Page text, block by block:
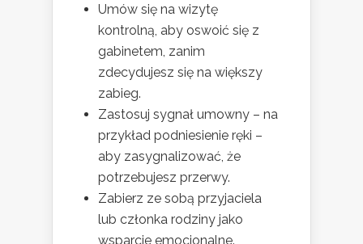
Umów się na wizytę
kontrolną, aby oswoić się z
gabinetem, zanim
zdecydujesz się na większy
zabieg.
Zastosuj sygnał umowny – na
przykład podniesienie ręki –
aby zasygnalizować, że
potrzebujesz przerwy.
Zabierz ze sobą przyjaciela
lub członka rodziny jako
wsparcie emocjonalne.